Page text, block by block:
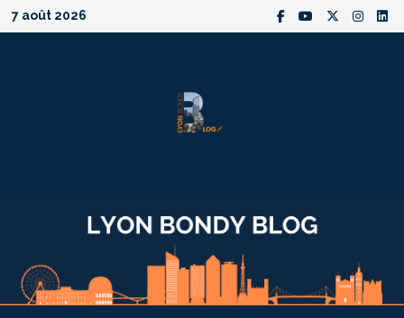
Passer
au
7 août 2026